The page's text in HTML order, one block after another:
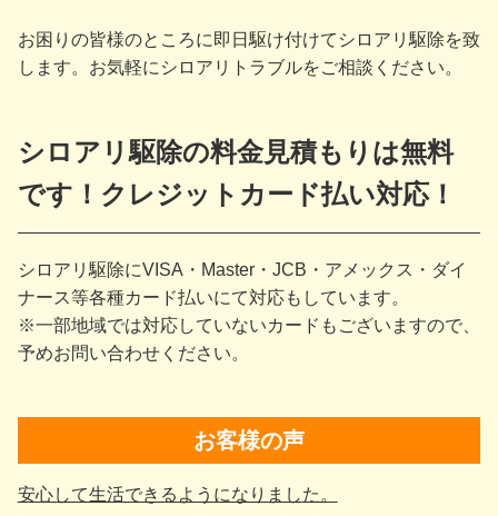
お困りの皆様のところに即日駆け付けてシロアリ駆除を致
します。お気軽にシロアリトラブルをご相談ください。
シロアリ駆除の料金見積もりは無料
です！クレジットカード払い対応！
シロアリ駆除にVISA・Master・JCB・アメックス・ダイ
ナース等各種カード払いにて対応もしています。
※一部地域では対応していないカードもございますので、
予めお問い合わせください。
お客様の声
安心して生活できるようになりました。